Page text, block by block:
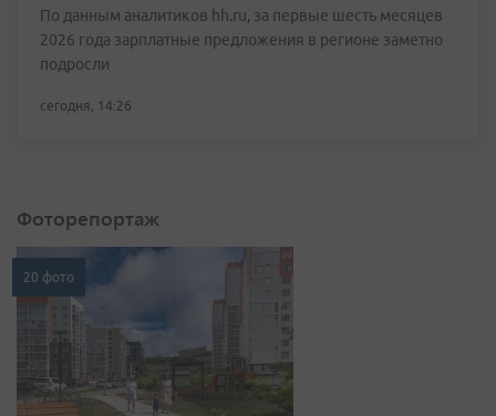
По данным аналитиков hh.ru, за первые шесть месяцев
2026 года зарплатные предложения в регионе заметно
подросли
сегодня, 14:26
Фоторепортаж
20 фото